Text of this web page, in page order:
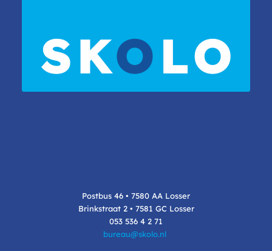
Postbus 46 • 7580 AA Losser
Brinkstraat 2 • 7581 GC Losser
053 536 4 2 71
bureau@skolo.nl